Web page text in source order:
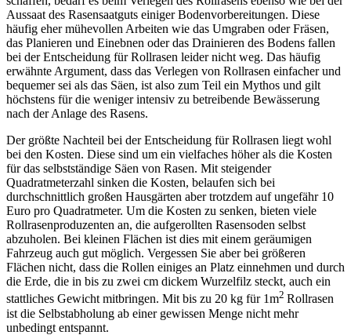
Aussaat des Rasensaatguts einiger Bodenvorbereitungen. Diese
häufig eher mühevollen Arbeiten wie das Umgraben oder Fräsen,
das Planieren und Einebnen oder das Drainieren des Bodens fallen
bei der Entscheidung für Rollrasen leider nicht weg. Das häufig
erwähnte Argument, dass das Verlegen von Rollrasen einfacher und
bequemer sei als das Säen, ist also zum Teil ein Mythos und gilt
höchstens für die weniger intensiv zu betreibende Bewässerung
nach der Anlage des Rasens.
Der größte Nachteil bei der Entscheidung für Rollrasen liegt wohl
bei den Kosten. Diese sind um ein vielfaches höher als die Kosten
für das selbstständige Säen von Rasen. Mit steigender
Quadratmeterzahl sinken die Kosten, belaufen sich bei
durchschnittlich großen Hausgärten aber trotzdem auf ungefähr 10
Euro pro Quadratmeter. Um die Kosten zu senken, bieten viele
Rollrasenproduzenten an, die aufgerollten Rasensoden selbst
abzuholen. Bei kleinen Flächen ist dies mit einem geräumigen
Fahrzeug auch gut möglich. Vergessen Sie aber bei größeren
Flächen nicht, dass die Rollen einiges an Platz einnehmen und durch
die Erde, die in bis zu zwei cm dickem Wurzelfilz steckt, auch ein
stattliches Gewicht mitbringen. Mit bis zu 20 kg für 1m2 Rollrasen
ist die Selbstabholung ab einer gewissen Menge nicht mehr
unbedingt entspannt.